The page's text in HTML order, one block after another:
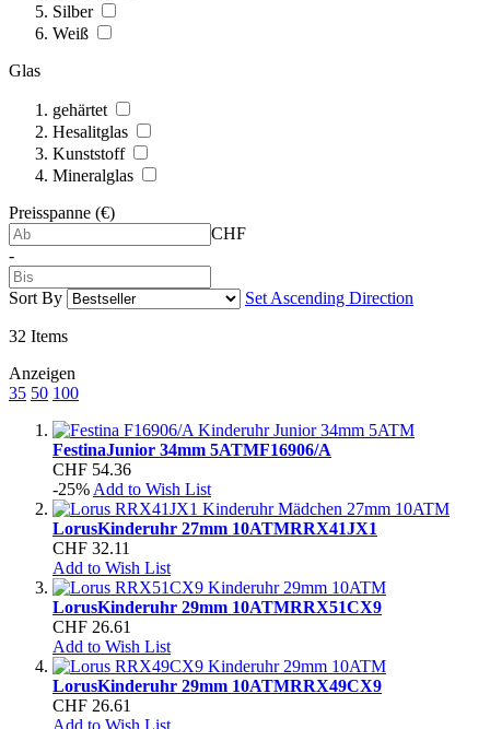
Silber
Weiß
Glas
gehärtet
Hesalitglas
Kunststoff
Mineralglas
Preisspanne (€)
CHF
-
Sort By Set Ascending Direction
32 Items
Anzeigen
35 50 100
FestinaJunior 34mm 5ATMF16906/A
CHF 54.36
-25% Add to Wish List
LorusKinderuhr 27mm 10ATMRRX41JX1
CHF 32.11
Add to Wish List
LorusKinderuhr 29mm 10ATMRRX51CX9
CHF 26.61
Add to Wish List
LorusKinderuhr 29mm 10ATMRRX49CX9
CHF 26.61
Add to Wish List